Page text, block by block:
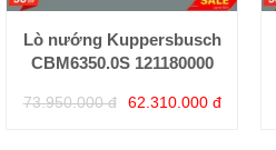
Lò nướng Kuppersbusch
CBM6350.0S 121180000
73.950.000 đ 62.310.000 đ